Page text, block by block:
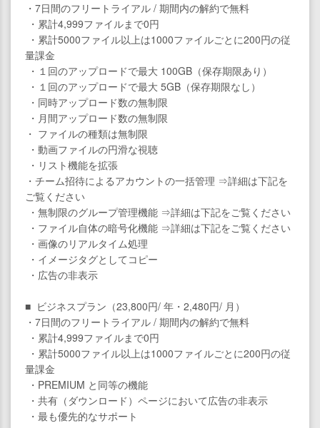
・7日間のフリートライアル / 期間内の解約で無料
・累計4,999ファイルまで0円
・累計5000ファイル以上は1000ファイルごとに200円の従
量課金
・１回のアップロードで最大 100GB（保存期限あり）
・１回のアップロードで最大 5GB（保存期限なし）
・同時アップロード数の無制限
・月間アップロード数の無制限
・ ファイルの種類は無制限
・動画ファイルの円滑な視聴
・リスト機能を拡張
・チーム招待によるアカウントの一括管理 ⇒詳細は下記を
ご覧ください
・無制限のグループ管理機能 ⇒詳細は下記をご覧ください
・ファイル自体の暗号化機能 ⇒詳細は下記をご覧ください
・画像のリアルタイム処理
・イメージタグとしてコピー
・広告の非表示
■ ビジネスプラン（23,800円/ 年・2,480円/ 月）
・7日間のフリートライアル / 期間内の解約で無料
・累計4,999ファイルまで0円
・累計5000ファイル以上は1000ファイルごとに200円の従
量課金
・PREMIUM と同等の機能
・共有（ダウンロード）ページにおいて広告の非表示
・最も優先的なサポート